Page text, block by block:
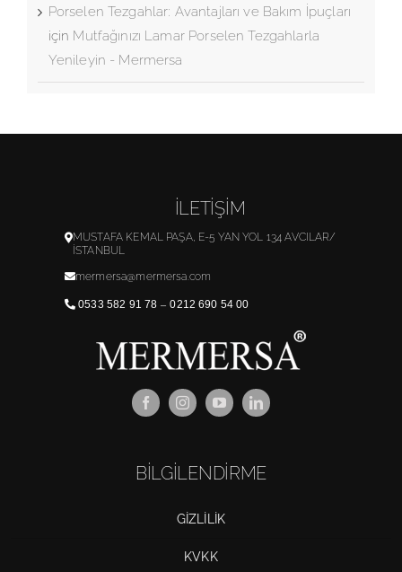
Porselen Tezgahlar: Avantajları ve Bakım İpuçları
için Mutfağınızı Lamar Porselen Tezgahlarla
Yenileyin - Mermersa
İLETİŞİM
MUSTAFA KEMAL PAŞA, E-5 YAN YOL 134 AVCILAR/
İSTANBUL
mermersa@mermersa.com
0533 582 91 78 – 0212 690 54 00
BİLGİLENDİRME
GİZLİLİK
KVKK